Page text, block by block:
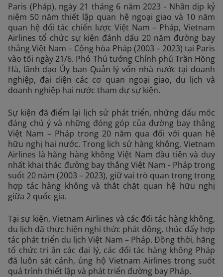
Paris (Pháp), ngày 21 tháng 6 năm 2023 - Nhân dịp kỷ
niệm 50 năm thiết lập quan hệ ngoại giao và 10 năm
quan hệ đối tác chiến lược Việt Nam – Pháp, Vietnam
Airlines tổ chức sự kiện đánh dấu 20 năm đường bay
thẳng Việt Nam – Cộng hòa Pháp (2003 – 2023) tại Paris
vào tối ngày 21/6. Phó Thủ tướng Chính phủ Trần Hồng
Hà, lãnh đạo Ủy ban Quản lý vốn nhà nước tại doanh
nghiệp, đại diện các cơ quan ngoại giao, du lịch và
doanh nghiệp hai nước tham dự sự kiện.
Sự kiện đã điểm lại lịch sử phát triển, những dấu mốc
đáng chú ý và những đóng góp của đường bay thẳng
Việt Nam – Pháp trong 20 năm qua đối với quan hệ
hữu nghị hai nước. Trong lịch sử hàng không, Vietnam
Airlines là hãng hàng không Việt Nam đầu tiên và duy
nhất khai thác đường bay thẳng Việt Nam - Pháp trong
suốt 20 năm (2003 – 2023), giữ vai trò quan trọng trong
hợp tác hàng không và thắt chặt quan hệ hữu nghị
giữa 2 quốc gia.
Tại sự kiện, Vietnam Airlines và các đối tác hàng không,
du lịch đã thực hiện nghi thức phát động, thúc đẩy hợp
tác phát triển du lịch Việt Nam – Pháp. Đồng thời, hãng
tổ chức tri ân các đại lý, các đối tác hàng không Pháp
đã luôn sát cánh, ủng hộ Vietnam Airlines trong suốt
quá trình thiết lập và phát triển đường bay Pháp.